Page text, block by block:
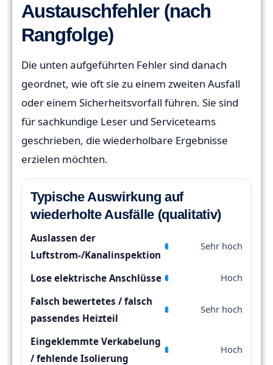
Austauschfehler (nach
Rangfolge)
Die unten aufgeführten Fehler sind danach
geordnet, wie oft sie zu einem zweiten Ausfall
oder einem Sicherheitsvorfall führen. Sie sind
für sachkundige Leser und Serviceteams
geschrieben, die wiederholbare Ergebnisse
erzielen möchten.
Typische Auswirkung auf
wiederholte Ausfälle (qualitativ)
Auslassen der
Luftstrom-/Kanalinspektion
Sehr hoch
Lose elektrische Anschlüsse
Hoch
Falsch bewertetes / falsch
passendes Heizteil
Sehr hoch
Eingeklemmte Verkabelung
/ fehlende Isolierung
Hoch